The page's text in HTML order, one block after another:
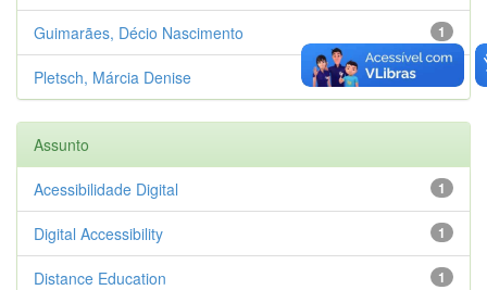
1
Guimarães, Décio Nascimento
Pletsch, Márcia Denise
Assunto
1
Acessibilidade Digital
1
Digital Accessibility
1
Distance Education